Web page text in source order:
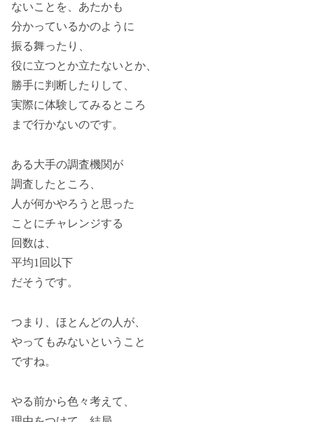
ないことを、あたかも
分かっているかのように
振る舞ったり、
役に立つとか立たないとか、
勝手に判断したりして、
実際に体験してみるところ
まで行かないのです。
ある大手の調査機関が
調査したところ、
人が何かやろうと思った
ことにチャレンジする
回数は、
平均1回以下
だそうです。
つまり、ほとんどの人が、
やってもみないということ
ですね。
やる前から色々考えて、